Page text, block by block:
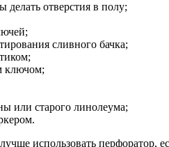
делать отверстия в полу;
сливного бачка;
ключом;
или старого линолеума;
использовать перфоратор,